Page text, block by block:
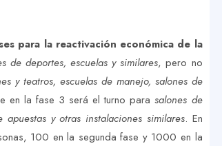
para la reactivación económica de la
de deportes, escuelas y similares, pero no
y teatros, escuelas de manejo, salones de
en la fase 3 será el turno parasalones de
y otras instalaciones similares. En
100 en la segunda fase y 1000 en la